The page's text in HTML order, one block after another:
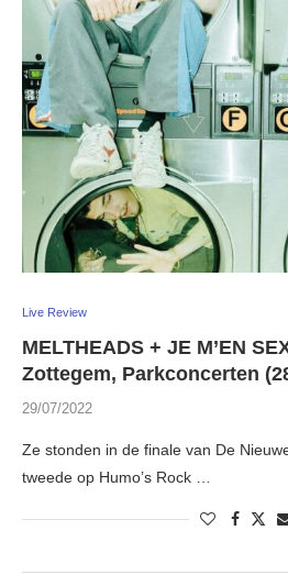
Live Review
MELTHEADS + JE M’EN
Zottegem, Parkconcerten
29/07/2022
Ze stonden in de finale van De
tweede op Humo’s Rock …